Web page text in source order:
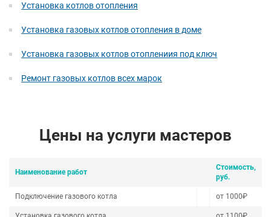
Установка котлов отопления
Установка газовых котлов отопления в доме
Установка газовых котлов отоплениия под ключ
Ремонт газовых котлов всех марок
Цены на услуги мастеров
Наименование работ
Стоимость,
руб.
Подключение газового котла от 1000₽